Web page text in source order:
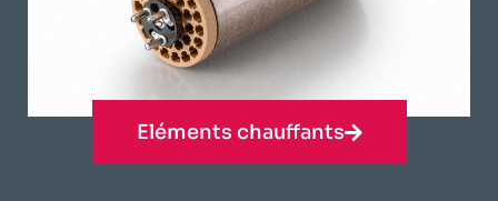
Eléments chauffants